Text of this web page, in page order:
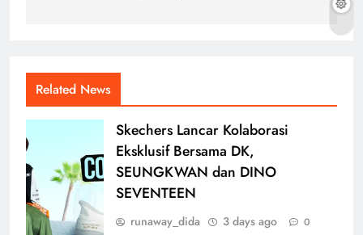
Related News
Skechers Lancar Kolaborasi
Eksklusif Bersama DK,
SEUNGKWAN dan DINO
SEVENTEEN
runaway_dida 3 days ago 0